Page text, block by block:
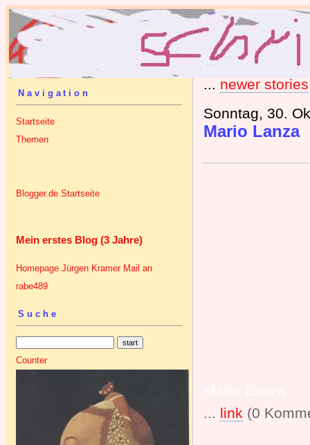
Navigation
Startseite
Themen
Blogger.de Startseite
Mein erstes Blog (3 Jahre)
Homepage Jürgen Kramer Mail an
rabe489
Suche
Counter
... newer stories
Sonntag, 30.
Mario Lanza
... link (0